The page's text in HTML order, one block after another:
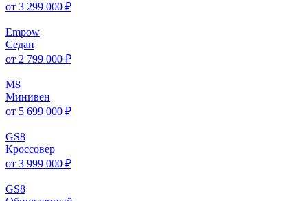
от 3 299 000 ₽
Empow
Седан
от 2 799 000 ₽
M8
Минивен
от 5 699 000 ₽
GS8
Кроссовер
от 3 999 000 ₽
GS8